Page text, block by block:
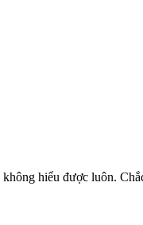
không hiểu được luôn.